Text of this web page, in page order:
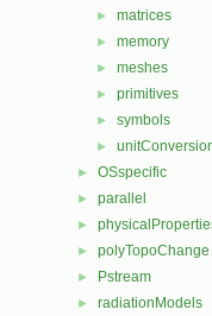
► matrices
► memory
► meshes
► primitives
► symbols
►
► OSspecific
► parallel
►
► polyTopoChange
► Pstream
► radiationModels